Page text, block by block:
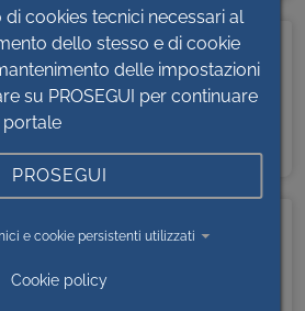
DI MATERIALE DI
PER APPARECCHIATURE
DI PROPRIETÀ
12 MESI- DAL
SGOMBERO NEVE E
GESTITI DALL’ ASL CN1-
cookies tecnici necessari al
dello stesso e di cookie
delle impostazioni
su PROSEGUI per continuare
portale
PROSEGUI
e cookie persistenti utilizzati
Cookie policy